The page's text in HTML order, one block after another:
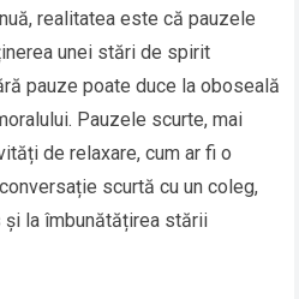
realitatea este că pauzele
unei stări de spirit
pauze poate duce la oboseală
Pauzele scurte, mai
de relaxare, cum ar fi o
scurtă cu un coleg,
la îmbunătățirea stării